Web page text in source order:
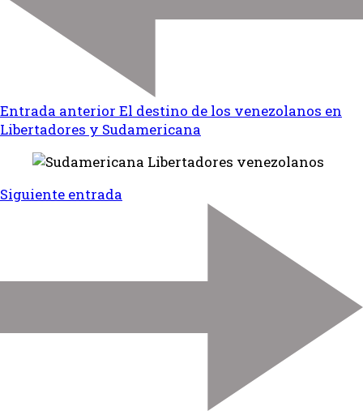
Entrada anterior El destino de los venezolanos en
Libertadores y Sudamericana
Siguiente entrada